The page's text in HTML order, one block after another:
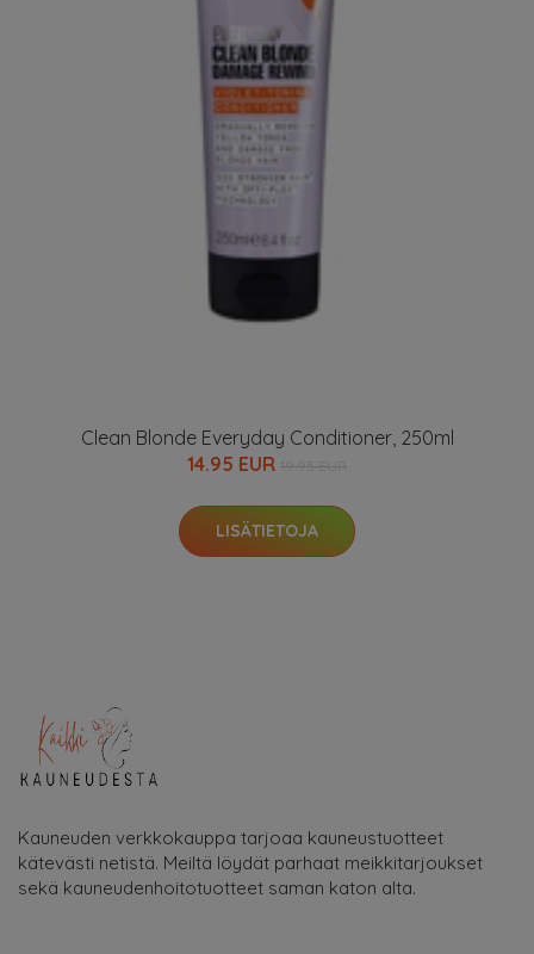
Clean Blonde Everyday Conditioner, 250ml
14.95 EUR
LISÄTIETOJA
Kauneuden verkkokauppa tarjoaa kauneustuotteet
kätevästi netistä. Meiltä löydät parhaat meikkitarjoukset
sekä kauneudenhoitotuotteet saman katon alta.